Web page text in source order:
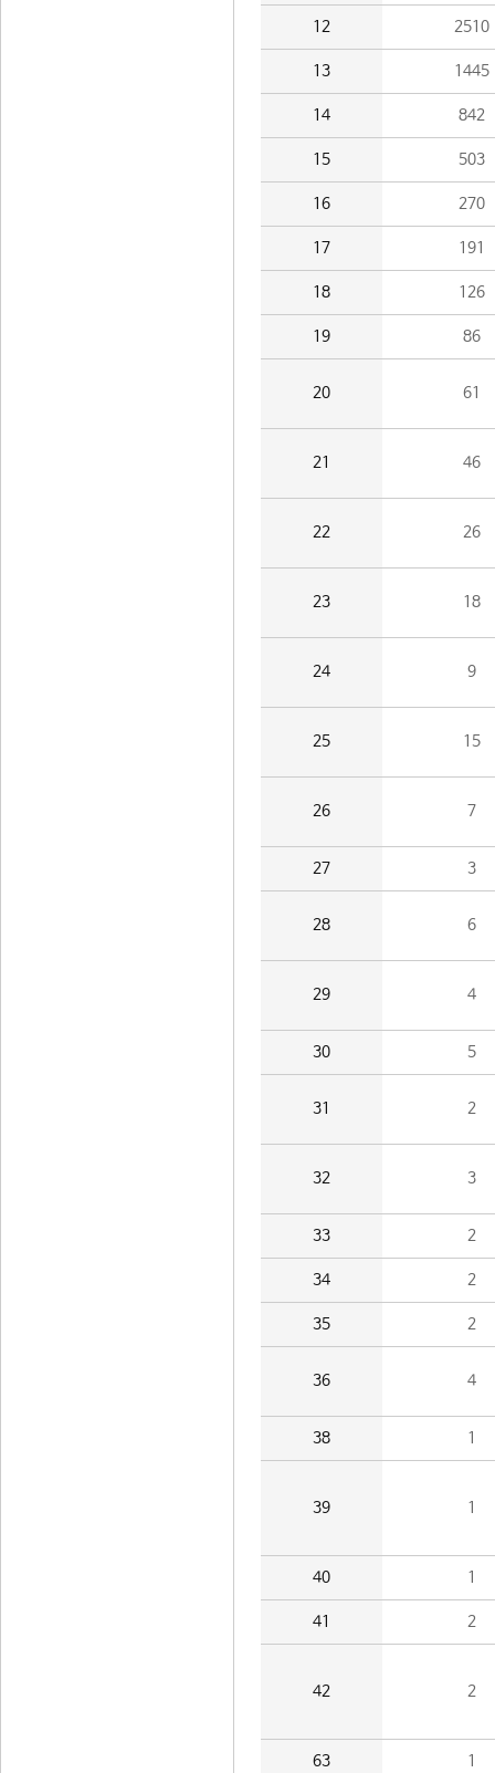
12 2510
13 1445
14 842
15 503
16 270
17 191
18 126
19 86
20 61
21 46
22 26
23 18
24 9
25 15
26 7
27 3
28 6
29 4
30 5
31 2
32 3
33 2
34 2
35 2
36 4
38 1
39 1
40 1
41 2
42 2
63 1